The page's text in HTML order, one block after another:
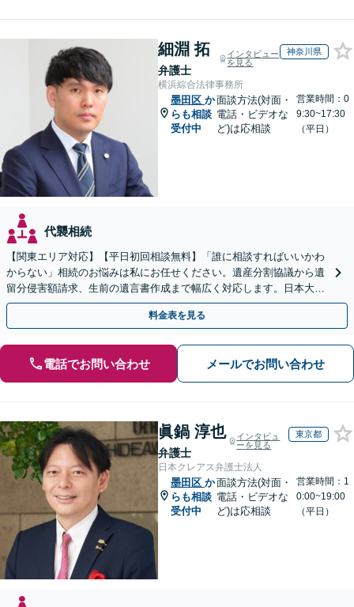
細淵 拓
弁護士
インタビュー
を見る
神奈川県
横浜綜合法律事務所
墨田区 か
らも相談
受付中
面談方法(対面・
電話・ビデオな
ど)は応相談
営業時間：0
9:30~17:30
（平日）
代襲相続
【関東エリア対応】【平日初回相談無料】「誰に相談すればいいかわ
からない」相続のお悩みは私にお任せください。遺産分割協議から遺
留分侵害額請求、生前の遺言書作成まで幅広く対応します。日本大通
り駅直結でアクセス良好。
料金表を見る
電話でお問い合わせ メールでお問い合わせ
眞鍋 淳也
弁護士
インタビュ
ーを見る
東京都
日本クレアス弁護士法人
墨田区 か
らも相談
受付中
面談方法(対面・
電話・ビデオな
ど)は応相談
営業時間：1
0:00~19:00
（平日）